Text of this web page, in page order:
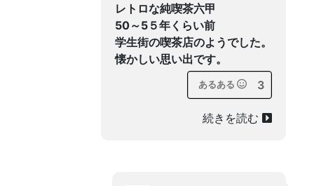
レトロな純喫茶六甲
50～5５年くらい前
学生街の喫茶店のようでした。
懐かしい思い出です。
あるある 3
続きを読む